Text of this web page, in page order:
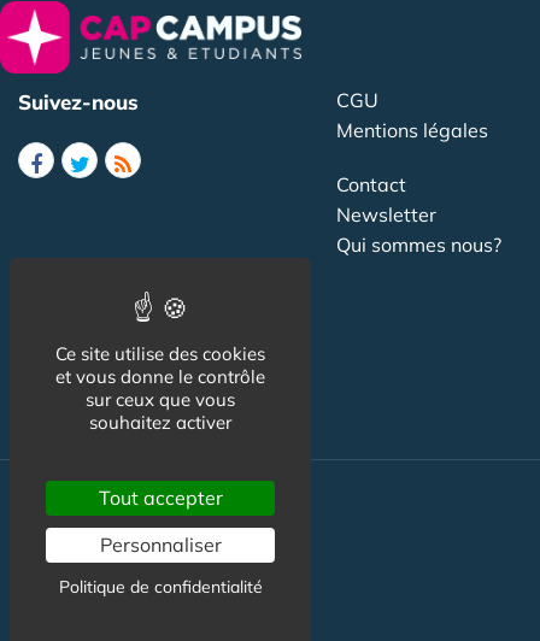
Suivez-nous
CGU
Mentions légales
Contact
Newsletter
Qui sommes nous?
Publicité
Partenariat
Study in France
Formation
Emploi
Ce site utilise des cookies
et vous donne le contrôle
sur ceux que vous
souhaitez activer
Tout accepter
Personnaliser
Politique de confidentialité